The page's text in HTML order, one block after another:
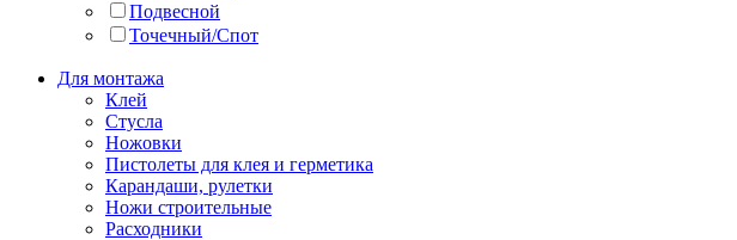
Подвесной
Точечный/Спот
Для монтажа
Клей
Стусла
Ножовки
Пистолеты для клея и герметика
Карандаши, рулетки
Ножи строительные
Расходники